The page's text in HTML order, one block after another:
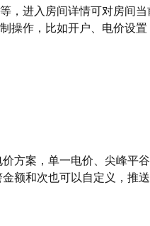
，进入房间详情可对房间
操作，比如开户、电价设
方案，单一电价、尖峰平
额和次也可以自定义，推